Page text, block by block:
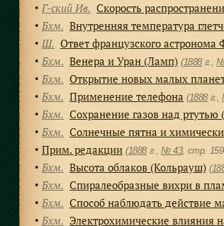
● Г-ский Ив. Скорость
● Бхм. Внутренняя температура
● Ш. Ответ французского
● Бхм. Венера и Уран (Ламп) (1888 г.,№
● Бхм. Открытие новых малых
● Бхм. Применение телефона (1888 г.,
● Бхм. Сохранение газов над ртутью
● Бхм. Солнечные пятна и
● Прим. редакции (1888 г.,№ 43, cтр.
● Бхм. Высота облаков (Кольрауш) (
● Бхм. Спиралеобразные вихри в
● Бхм. Способ наблюдать действие
● Бхм. Электрохимические влияния